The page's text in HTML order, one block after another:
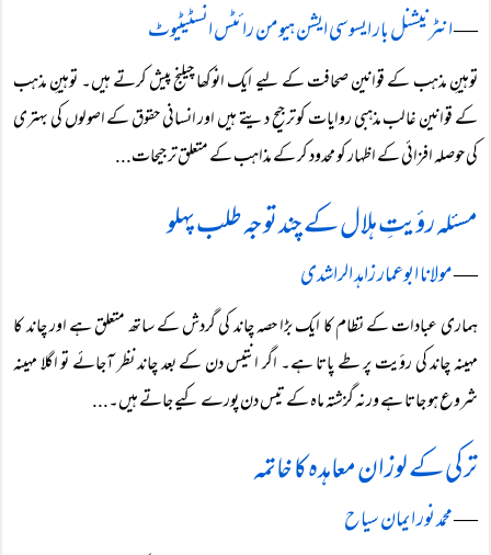
―انٹرنیشنل بار ایسوسی ایشن ہیومن رائٹس انسٹیٹیوٹ
توہینِ مذہب کے قوانین صحافت کے لیے ایک انوکھا چیلنج پیش کرتے ہیں۔ توہینِ مذہب
کے قوانین غالب مذہبی روایات کو ترجیح دیتے ہیں اور انسانی حقوق کے اصولوں کی بہتری
کی حوصلہ افزائی کے اظہار کو محدود کر کے مذاہب کے متعلق ترجیحات...
مسئلہ رؤیتِ ہلال کے چند توجہ طلب پہلو
―مولانا ابوعمار زاہد الراشدی
ہماری عبادات کے نظام کا ایک بڑا حصہ چاند کی گردش کے ساتھ متعلق ہے اور چاند کا
مہینہ چاند کی رؤیت پر طے پاتا ہے۔ اگر انتیس دن کے بعد چاند نظر آجائے تو اگلا مہینہ
شروع ہو جاتا ہے ورنہ گزشتہ ماہ کے تیس دن پورے کیے جاتے ہیں۔...
ترکی کے لوزان معاہدہ کا خاتمہ
―محمد نور ایمان سیاح